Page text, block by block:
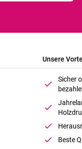
Unsere
Sicher
Beste